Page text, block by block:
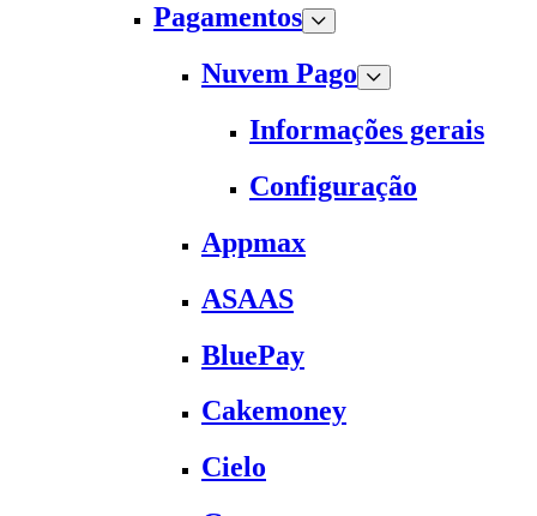
Pagamentos
Nuvem Pago
Informações gerais
Configuração
Appmax
ASAAS
BluePay
Cakemoney
Cielo